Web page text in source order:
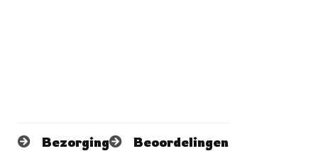
Bezorging Beoordelingen